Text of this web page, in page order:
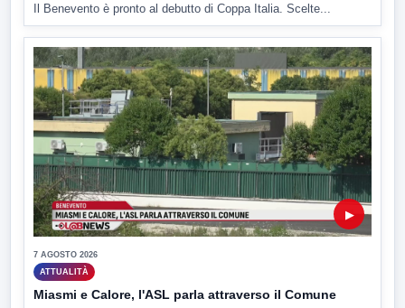
Il Benevento è pronto al debutto di Coppa Italia. Scelte...
▶
7 AGOSTO 2026
ATTUALITÀ
Miasmi e Calore, l'ASL parla attraverso il Comune